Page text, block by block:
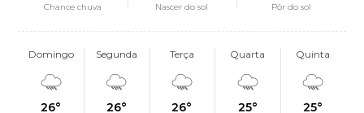
Chance chuva Nascer do sol Pôr do sol
Domingo
26°
Segunda
26°
Terça
26°
Quarta
25°
Quinta
25°